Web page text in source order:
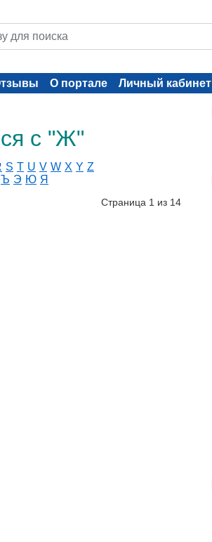
О портале
Личный кабинет
с "Ж"
S T U V W X Y Z
Ъ Э Ю Я
Страница 1 из 14